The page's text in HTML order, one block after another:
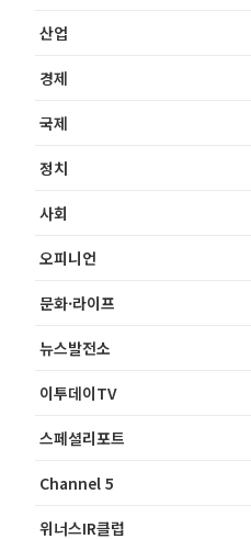
산업
경제
국제
정치
사회
오피니언
문화·라이프
뉴스발전소
이투데이TV
스페셜리포트
Channel 5
위너스IR클럽